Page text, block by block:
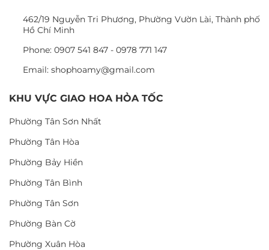
462/19 Nguyễn Tri Phương, Phường Vườn Lài, Thành phố
Hồ Chí Minh
Phone: 0907 541 847 - 0978 771 147
Email: shophoamy@gmail.com
KHU VỰC GIAO HOA HỎA TỐC
Phường Tân Sơn Nhất
Phường Tân Hòa
Phường Bảy Hiền
Phường Tân Bình
Phường Tân Sơn
Phường Bàn Cờ
Phường Xuân Hòa